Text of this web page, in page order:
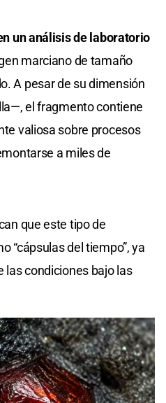
un análisis de laboratorio
marciano de tamaño
A pesar de su dimensión
el fragmento contiene
valiosa sobre procesos
a miles de
que este tipo de
“cápsulas del tiempo”, ya
las condiciones bajo las